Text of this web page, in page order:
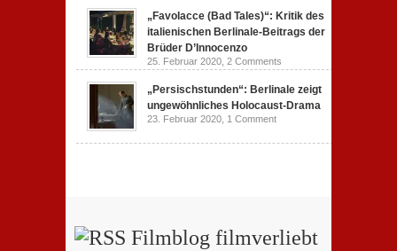
„Favolacce (Bad Tales)“: Kritik des
italienischen Berlinale-Beitrags der
Brüder D’Innocenzo
25. Februar 2020, 2 Comments
„Persischstunden“: Berlinale zeigt
ungewöhnliches Holocaust-Drama
23. Februar 2020, 1 Comment
Filmblog filmverliebt